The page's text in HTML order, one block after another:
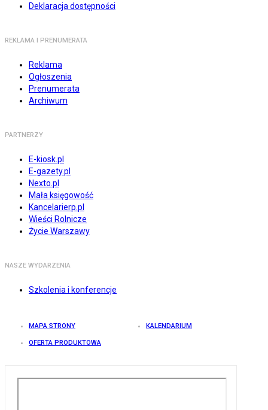
Deklaracja dostępności
REKLAMA I PRENUMERATA
Reklama
Ogłoszenia
Prenumerata
Archiwum
PARTNERZY
E-kiosk.pl
E-gazety.pl
Nexto.pl
Mała księgowość
Kancelarierp.pl
Wieści Rolnicze
Życie Warszawy
NASZE WYDARZENIA
Szkolenia i konferencje
MAPA STRONY KALENDARIUM
OFERTA PRODUKTOWA